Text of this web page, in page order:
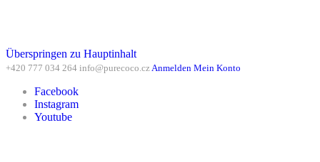
Überspringen zu Hauptinhalt
+420 777 034 264 info@purecoco.cz Anmelden Mein Konto
Facebook
Instagram
Youtube